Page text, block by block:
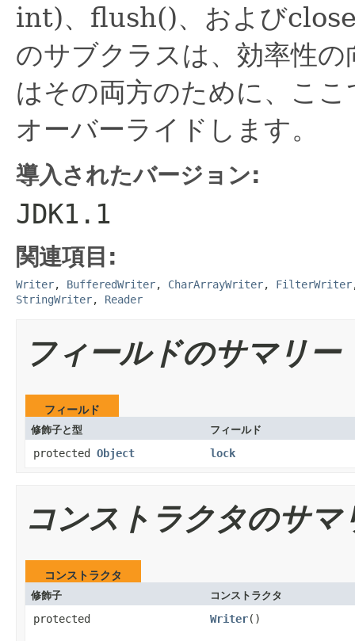
int)、flush()、および
のサブクラスは、効率性
はその両方のために、こ
オーバーライドします。
導入されたバージョン:
JDK1.1
関連項目:
Writer, BufferedWriter, CharArrayWriter, FilterWriter
StringWriter, Reader
フィールドのサマリー
フィールド
修飾子と型 フィールド
protected Object lock
コンストラクタのサマ
コンストラクタ
修飾子 コンストラクタ
protected Writer()